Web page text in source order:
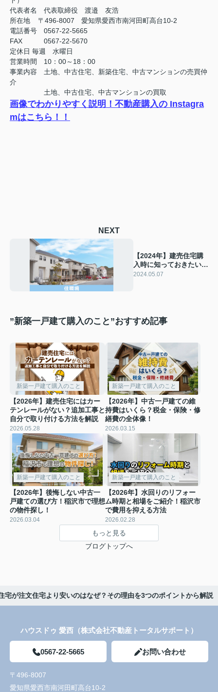
代表者名 代表取締役 渡邉 友浩
所在地
〒 496-8007 愛知県愛西市南河田町高台10-2
電話番号 0567-22-5665
FAX
0567-22-5670
定休日 毎週 水曜日
営業時間 10：00～18：00
事業内容 土地、中古住宅、新築住宅、中古マンションの売買仲
介
土地、中古住宅、中古マンションの買取
画像でわかりやすく説明！不動産購入の Instagra
mはこちら！！
NEXT
【2024年】建売住宅購
入時に知っておきたいチ
ェックポイントとは？3
2024.05.07
”新築一戸建て購入のこと”おすすめ記事
新築一戸建て購入のこと
【2026年】建売住宅にはカー
テンレールがない？追加工事と
自分で取り付ける方法を解説
2026.05.28
新築一戸建て購入のこと
【2026年】中古一戸建ての維
持費はいくら？税金・保険・修
繕費の全体像！
2026.03.15
新築一戸建て購入のこと
【2026年】後悔しない中古一
戸建ての選び方！稲沢市で理想
の物件探し！
2026.03.04
新築一戸建て購入のこと
【2026年】水回りのリフォー
ム時期と相場をご紹介！稲沢市
で費用を抑える方法
2026.02.28
もっと見る
ブログトップへ
宅が注文住宅より安いのはなぜ？その理由を3つのポイントから解説
ハウスドゥ 愛西（株式会社不動産トータルサポート）
0567-22-5665 お問い合わせ
〒496-8007
愛知県愛西市南河田町高台10-2